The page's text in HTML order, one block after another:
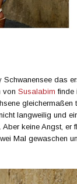
das
von Susalabim finde
gleichermaßen
langweilig und
keine Angst, er
Mal gewaschen